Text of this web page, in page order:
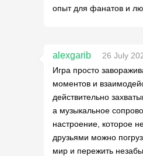
опыт для фанатов и
alexgarib
26 July
Игра просто
моментов и
действительно
а музыкальное
настроение, которое
друзьями можно
мир и пережить